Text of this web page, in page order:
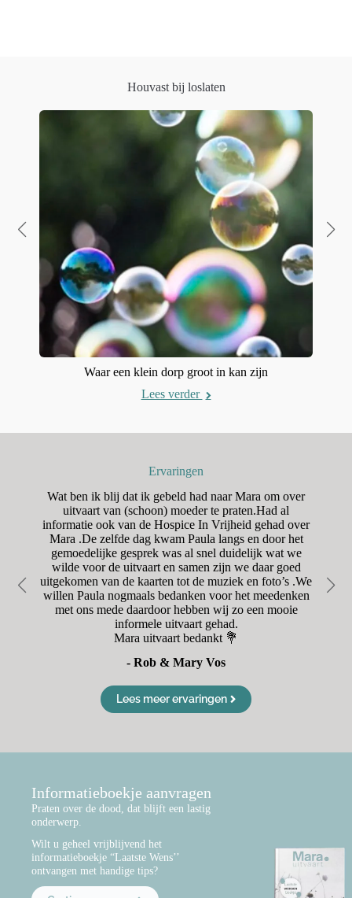
Houvast bij loslaten
Waar een klein dorp groot in kan zijn
Lees verder
Ervaringen
Wat ben ik blij dat ik gebeld had naar Mara om over
uitvaart van (schoon) moeder te praten.Had al
informatie ook van de Hospice In Vrijheid gehad over
Mara .De zelfde dag kwam Paula langs en door het
gemoedelijke gesprek was al snel duidelijk wat we
wilde voor de uitvaart en samen zijn we daar goed
uitgekomen van de kaarten tot de muziek en foto’s .We
willen Paula nogmaals bedanken voor het meedenken
met ons mede daardoor hebben wij zo een mooie
informele uitvaart gehad.
Mara uitvaart bedankt 💐
- Rob & Mary Vos
Lees meer ervaringen
Informatieboekje aanvragen
Praten over de dood, dat blijft een lastig
onderwerp.
Wilt u geheel vrijblijvend het
informatieboekje “Laatste Wens’’
ontvangen met handige tips?